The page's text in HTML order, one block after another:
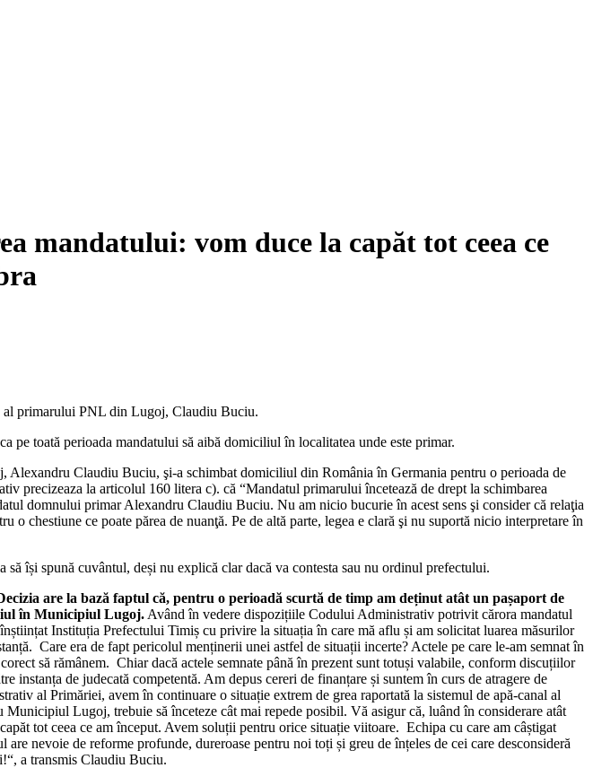
mandatului: vom duce la capăt tot ceea ce
al primarului PNL din Lugoj, Claudiu Buciu.
toată perioada mandatului să aibă domiciliul în localitatea unde este primar.
Claudiu Buciu, şi-a schimbat domiciliul din România în Germania pentru o perioada de
precizeaza la articolul 160 litera c). că “Mandatul primarului încetează de drept la schimbarea
domnului primar Alexandru Claudiu Buciu. Nu am nicio bucurie în acest sens şi consider că relaţia
chestiune ce poate părea de nuanţă. Pe de altă parte, legea e clară şi nu suportă nicio interpretare în
își spună cuvântul, deși nu explică clar dacă va contesta sau nu ordinul prefectului.
are la bază faptul că, pentru o perioadă scurtă de timp am deținut atât un pașaport de
în Municipiul Lugoj. Având în vedere dispozițiile Codului Administrativ potrivit cărora mandatul
Instituția Prefectului Timiș cu privire la situația în care mă aflu și am solicitat luarea măsurilor
Care era de fapt pericolul menținerii unei astfel de situații incerte? Actele pe care le-am semnat în
să rămânem. Chiar dacă actele semnate până în prezent sunt totuși valabile, conform discuțiilor
instanța de judecată competentă. Am depus cereri de finanțare și suntem în curs de atragere de
al Primăriei, avem în continuare o situație extrem de grea raportată la sistemul de apă-canal al
Lugoj, trebuie să înceteze cât mai repede posibil. Vă asigur că, luând în considerare atât
tot ceea ce am început. Avem soluții pentru orice situație viitoare. Echipa cu care am câștigat
nevoie de reforme profunde, dureroase pentru noi toți și greu de înțeles de cei care desconsideră
a transmis Claudiu Buciu.